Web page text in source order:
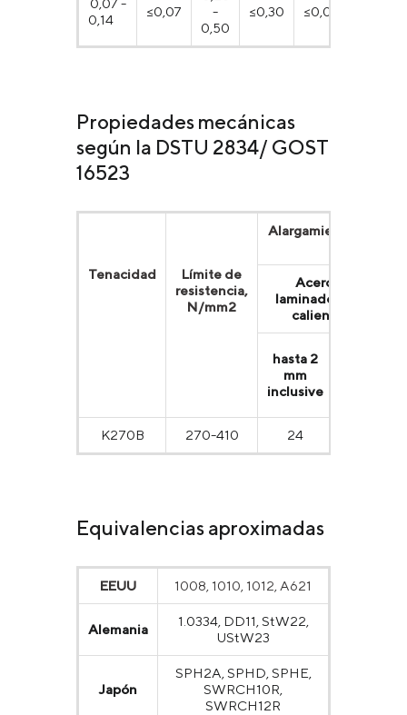
0,07 -
0,14
≤0,07
-
0,50
≤0,30 ≤0,040
Propiedades mecánicas
según la DSTU 2834/ GOST
16523
Tenacidad
Límite de
resistencia,
N/mm2
Alargamiento
Aceros
laminados en
caliente
hasta 2
mm
inclusive
К270В 270-410 24
Equivalencias aproximadas
EEUU 1008, 1010, 1012, A621
Alemania
1.0334, DD11, StW22,
UStW23
Japón
SPH2A, SPHD, SPHE,
SWRCH10R,
SWRCH12R